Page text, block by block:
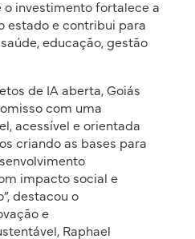
o investimento fortalece a
estado e contribui para
educação, gestão
de IA aberta, Goiás
com uma
acessível e orientada
criando as bases para
impacto social e
destacou o
e
Raphael